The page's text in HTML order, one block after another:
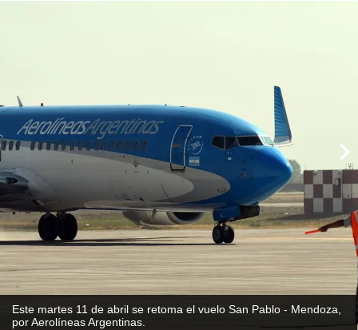
Este martes 11 de abril se retoma el vuelo San Pablo - Mendoza,
por Aerolíneas Argentinas.